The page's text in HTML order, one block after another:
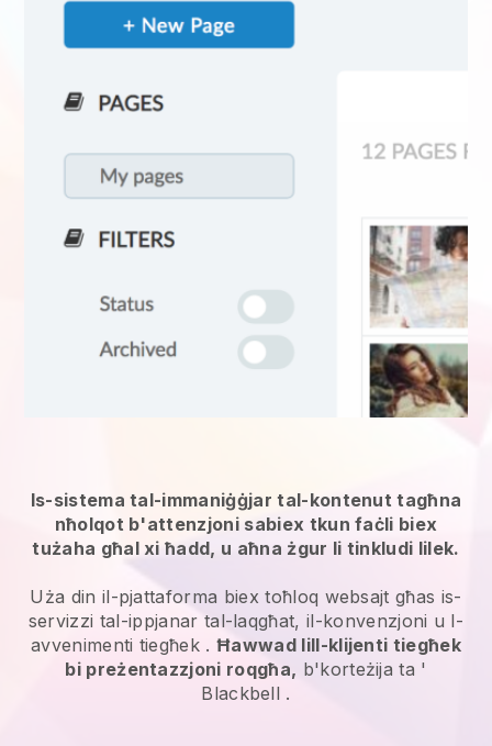
Is-sistema tal-immaniġġjar tal-kontenut tagħna
nħolqot b'attenzjoni sabiex tkun faċli biex
tużaha għal xi ħadd, u aħna żgur li tinkludi lilek.
Uża din il-pjattaforma biex toħloq websajt għas is-
servizzi tal-ippjanar tal-laqgħat, il-konvenzjoni u l-
avvenimenti tiegħek .Ħawwad lill-klijenti tiegħek
bi preżentazzjoni roqgħa, b'korteżija ta '
Blackbell .